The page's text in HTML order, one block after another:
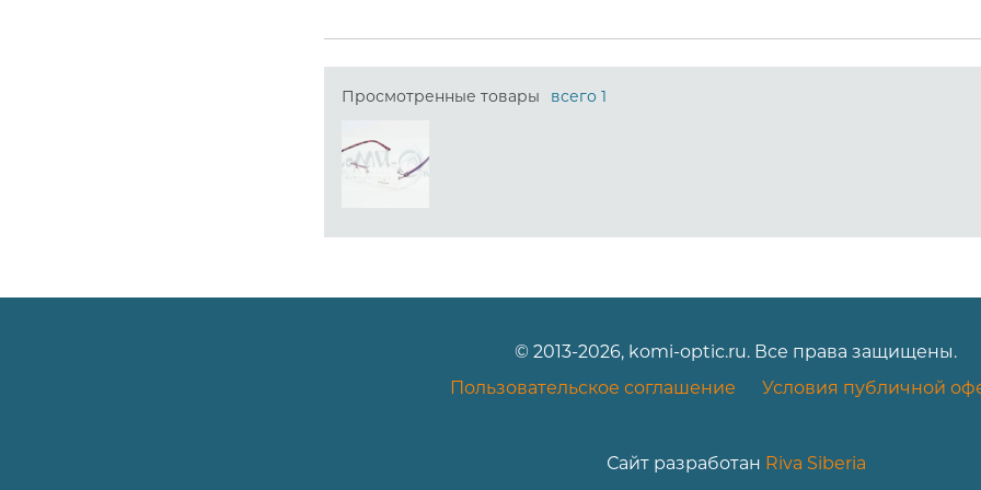
Просмотренные товары всего 1
© 2013-2026, komi-optic.ru. Все права защищены.
Пользовательское соглашение
Условия публичной
Сайт разработан Riva Siberia